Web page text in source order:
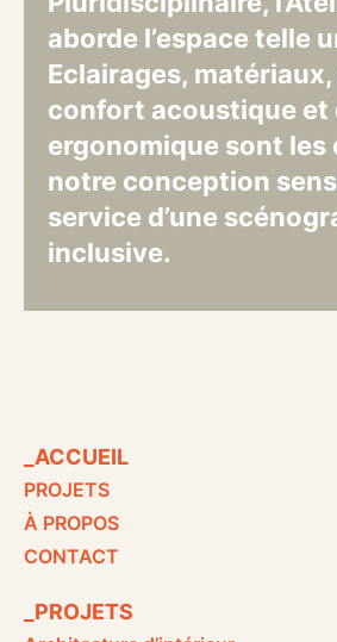
aborde l’espace telle
Eclairages,
confort acoustique et
ergonomique sont les
notre conception
service d’une
inclusive.
_ACCUEIL
PROJETS
À PROPOS
CONTACT
_PROJETS